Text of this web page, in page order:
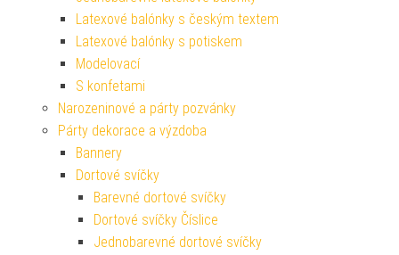
Latexové balónky s českým textem
Latexové balónky s potiskem
Modelovací
S konfetami
Narozeninové a párty pozvánky
Párty dekorace a výzdoba
Bannery
Dortové svíčky
Barevné dortové svíčky
Dortové svíčky Číslice
Jednobarevné dortové svíčky